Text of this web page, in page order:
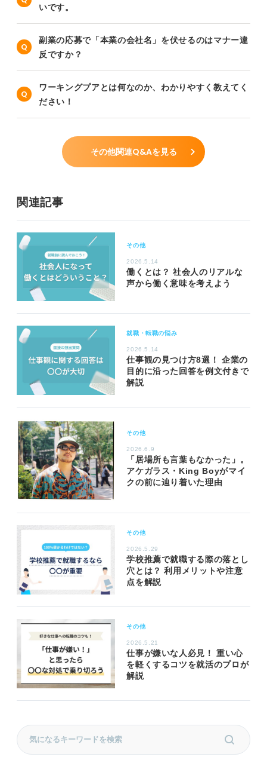
いです。
副業の応募で「本業の会社名」を伏せるのはマナー違
反ですか？
ワーキングプアとは何なのか、わかりやすく教えてく
ださい！
その他関連Q&Aを見る
関連記事
その他
2026.5.14
働くとは？ 社会人のリアルな
声から働く意味を考えよう
就職・転職の悩み
2026.5.14
仕事観の見つけ方8選！ 企業の
目的に沿った回答を例文付きで
解説
その他
2026.6.9
「居場所も言葉もなかった」。
アケガラス・King Boyがマイ
クの前に辿り着いた理由
その他
2026.5.29
学校推薦で就職する際の落とし
穴とは？ 利用メリットや注意
点を解説
その他
2026.5.21
仕事が嫌いな人必見！ 重い心
を軽くするコツを就活のプロが
解説